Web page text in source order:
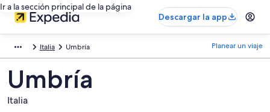
Ir a la sección principal de la página
Descargar la app
Italia Umbría Planear un viaje
Umbría
Italia